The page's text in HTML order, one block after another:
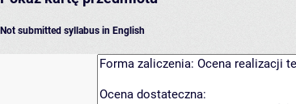
Not submitted syllabus in English